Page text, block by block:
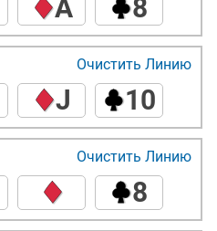
A 8
J 10
Очистить Линию
8
Очистить Линию